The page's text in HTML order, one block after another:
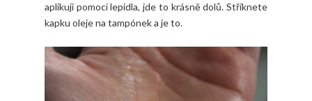
aplikuji pomocí lepidla, jde to krásně dolů. Stříknete
kapku oleje na tampónek a je to.